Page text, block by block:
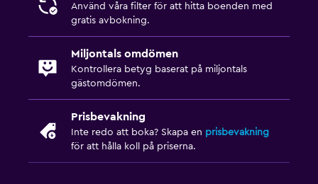
Använd våra filter för att hitta boenden med
gratis avbokning.
Miljontals omdömen
Kontrollera betyg baserat på miljontals
gästomdömen.
Prisbevakning
Inte redo att boka? Skapa en prisbevakning
för att hålla koll på priserna.